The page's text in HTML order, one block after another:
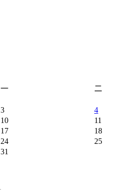
一 二
3
4
10
11
17
18
24
25
31